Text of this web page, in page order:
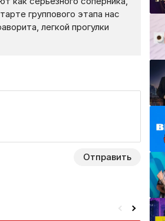
группового этапа нас
легкой прогулки
Отправить